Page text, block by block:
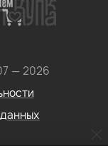
— 2026